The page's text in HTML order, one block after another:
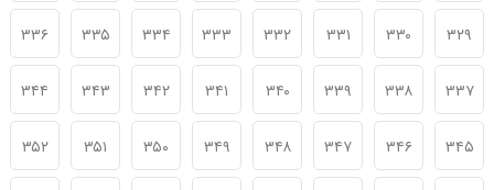
۳۲۹ ۳۳۰ ۳۳۱ ۳۳۲ ۳۳۳ ۳۳۴ ۳۳۵ ۳۳۶
۳۳۷ ۳۳۸ ۳۳۹ ۳۴۰ ۳۴۱ ۳۴۲ ۳۴۳ ۳۴۴
۳۴۵ ۳۴۶ ۳۴۷ ۳۴۸ ۳۴۹ ۳۵۰ ۳۵۱ ۳۵۲